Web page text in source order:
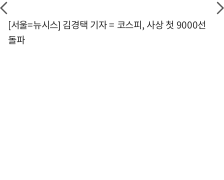
[서울=뉴시스] 김경택 기자 = 코스피, 사상 첫 9000선
돌파